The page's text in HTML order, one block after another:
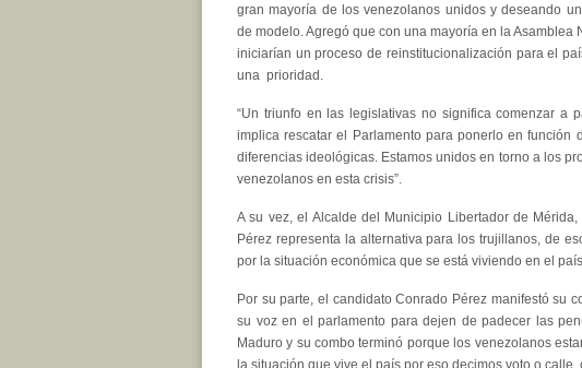
gran mayoría de los venezolanos unidos y deseando
de modelo. Agregó que con una mayoría en la Asamblea
iniciarían un proceso de reinstitucionalización para el
una prioridad.
“Un triunfo en las legislativas no significa comenzar a
implica rescatar el Parlamento para ponerlo en
diferencias ideológicas. Estamos unidos en torno a los
venezolanos en esta crisis”.
A su vez, el Alcalde del Municipio Libertador de
Pérez representa la alternativa para los trujillanos, de
por la situación económica que se está viviendo en el país.
Por su parte, el candidato Conrado Pérez manifestó su
su voz en el parlamento para dejen de padecer las
Maduro y su combo terminó porque los venezolanos
la situación que vive el país por eso decimos voto o calle,